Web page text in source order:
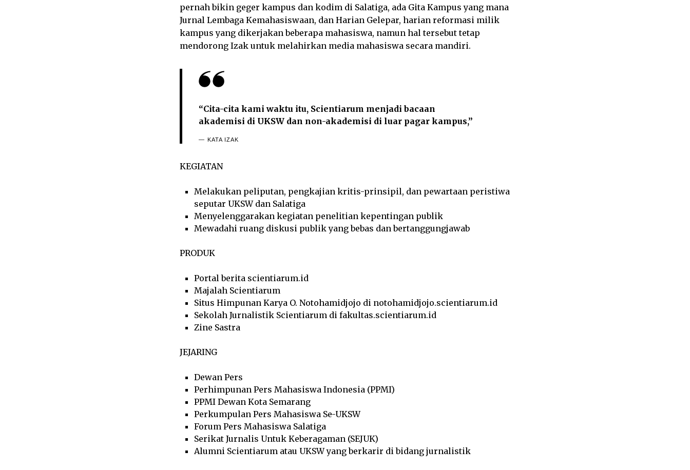
pernah bikin geger kampus dan kodim di Salatiga, ada Gita Kampus yang mana
Jurnal Lembaga Kemahasiswaan, dan Harian Gelepar, harian reformasi milik
kampus yang dikerjakan beberapa mahasiswa, namun hal tersebut tetap
mendorong Izak untuk melahirkan media mahasiswa secara mandiri.
“Cita-cita kami waktu itu, Scientiarum menjadi bacaan
akademisi di UKSW dan non-akademisi di luar pagar kampus,”
KATA IZAK
KEGIATAN
Melakukan peliputan, pengkajian kritis-prinsipil, dan pewartaan peristiwa
seputar UKSW dan Salatiga
Menyelenggarakan kegiatan penelitian kepentingan publik
Mewadahi ruang diskusi publik yang bebas dan bertanggungjawab
PRODUK
Portal berita scientiarum.id
Majalah Scientiarum
Situs Himpunan Karya O. Notohamidjojo di notohamidjojo.scientiarum.id
Sekolah Jurnalistik Scientiarum di fakultas.scientiarum.id
Zine Sastra
JEJARING
Dewan Pers
Perhimpunan Pers Mahasiswa Indonesia (PPMI)
PPMI Dewan Kota Semarang
Perkumpulan Pers Mahasiswa Se-UKSW
Forum Pers Mahasiswa Salatiga
Serikat Jurnalis Untuk Keberagaman (SEJUK)
Alumni Scientiarum atau UKSW yang berkarir di bidang jurnalistik